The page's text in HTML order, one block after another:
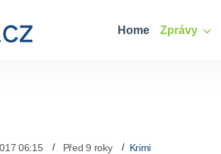
Home Zprávy
06:15 Před 9 roky Krimi